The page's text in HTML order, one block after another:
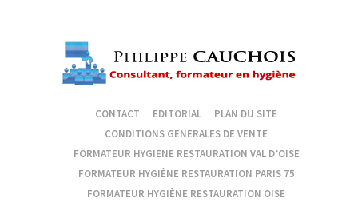
CONTACT EDITORIAL
PLAN DU SITE
CONDITIONS GÉNÉRALES DE VENTE
FORMATEUR HYGIÈNE RESTAURATION VAL D’OISE
FORMATEUR HYGIÈNE RESTAURATION PARIS 75
FORMATEUR HYGIÈNE RESTAURATION OISE